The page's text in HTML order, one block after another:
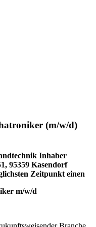
(m/w/d)
Inhaber
95359 Kasendorf
Zeitpunkt einen
m/w/d